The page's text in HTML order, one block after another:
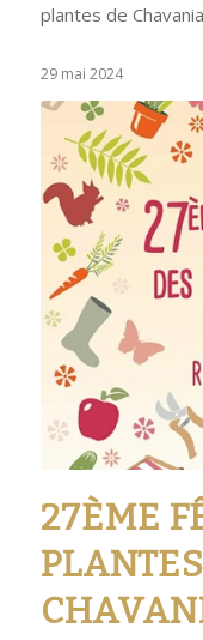
plantes de
29 mai 2024
27ÈME